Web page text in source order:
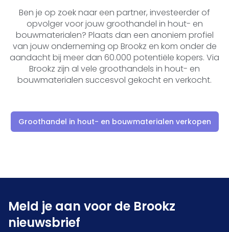
Ben je op zoek naar een partner, investeerder of
opvolger voor jouw groothandel in hout- en
bouwmaterialen? Plaats dan een anoniem profiel
van jouw onderneming op Brookz en kom onder de
aandacht bij meer dan 60.000 potentiële kopers. Via
Brookz zijn al vele groothandels in hout- en
bouwmaterialen succesvol gekocht en verkocht.
Groothandel in hout- en bouwmaterialen verkopen
Meld je aan voor de Brookz
nieuwsbrief